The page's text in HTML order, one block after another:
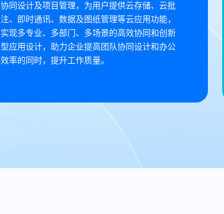
协同设计及项目管理，为用户提供云存储、云批
注、即时通讯、数据及图纸管理等云应用功能，
实现多专业、多部门、多场景的高效协同和创新
型应用设计，助力企业提高团队协同设计和办公
效率的同时，提升工作质量。